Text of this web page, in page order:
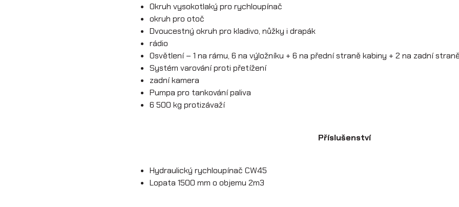
Okruh vysokotlaký pro rychloupínač
okruh pro otoč
Dvoucestný okruh pro kladivo, nůžky i drapák
rádio
Osvětlení – 1 na rámu, 6 na výložníku + 6 na přední straně kabiny + 2 na zadní
Systém varování proti přetížení
zadní kamera
Pumpa pro tankování paliva
6 500 kg protizávaží
Příslušenství
Hydraulický rychloupínač CW45
Lopata 1500 mm o objemu 2m3